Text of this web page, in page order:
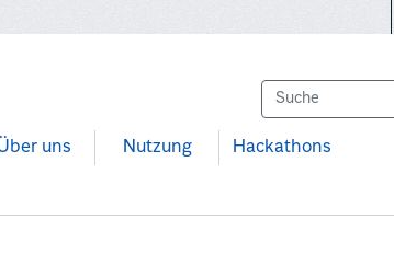
uns Nutzung Hackathons